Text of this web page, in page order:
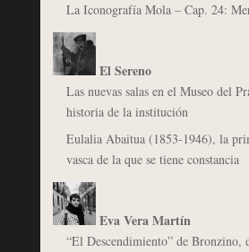
La Iconografía Mola – Cap. 24:
El Sereno
Las nuevas salas en el Museo del
historia de la institución
Eulalia Abaitua (1853-1946), la
vasca de la que se tiene constancia
Eva Vera Martín
“El Descendimiento” de Bronzino,